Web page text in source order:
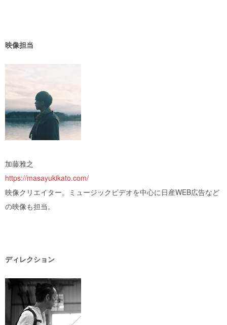
映像担当
加藤雅之
https://masayukikato.com/
映像クリエイター。ミュージックビデオを中心に日産WEB広告など
の映像も担当。
ディレクション